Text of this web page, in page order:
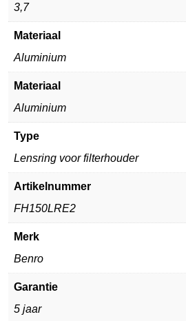
3,7
Materiaal
Aluminium
Materiaal
Aluminium
Type
Lensring voor filterhouder
Artikelnummer
FH150LRE2
Merk
Benro
Garantie
5 jaar